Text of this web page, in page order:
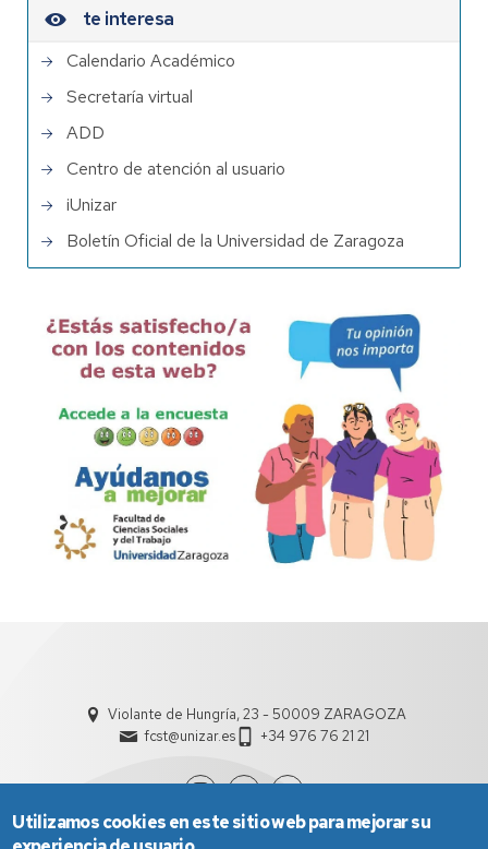
te interesa
Calendario Académico
Secretaría virtual
ADD
Centro de atención al usuario
iUnizar
Boletín Oficial de la Universidad de Zaragoza
Violante de Hungría, 23 - 50009 ZARAGOZA
fcst@unizar.es
+34 976 76 21 21
Utilizamos cookies en este sitio web para mejorar su